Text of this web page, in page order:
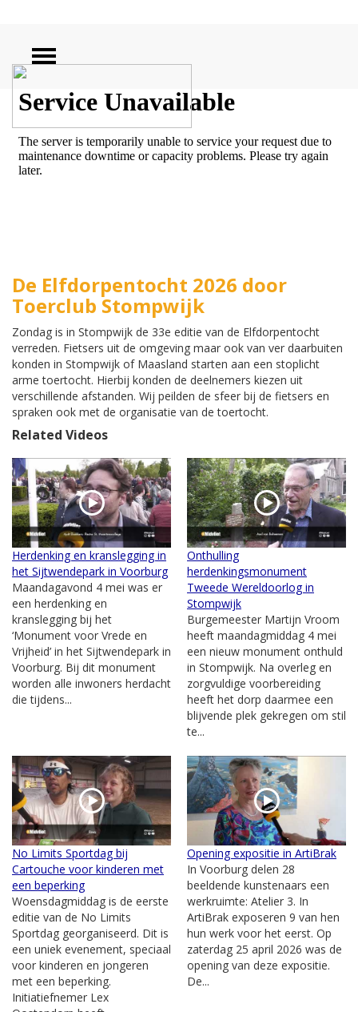
ZOEKEN
De Elfdorpentocht 2026 door
Toerclub Stompwijk
Zondag is in Stompwijk de 33e editie van de Elfdorpentocht
verreden. Fietsers uit de omgeving maar ook van ver daarbuiten
konden in Stompwijk of Maasland starten aan een stoplicht
arme toertocht. Hierbij konden de deelnemers kiezen uit
verschillende afstanden. Wij peilden de sfeer bij de fietsers en
spraken ook met de organisatie van de toertocht.
Related Videos
Herdenking en kranslegging in
het Sijtwendepark in Voorburg
Maandagavond 4 mei was er
een herdenking en
kranslegging bij het
‘Monument voor Vrede en
Vrijheid’ in het Sijtwendepark in
Voorburg. Bij dit monument
worden alle inwoners herdacht
die tijdens...
Onthulling
herdenkingsmonument
Tweede Wereldoorlog in
Stompwijk
Burgemeester Martijn Vroom
heeft maandagmiddag 4 mei
een nieuw monument onthuld
in Stompwijk. Na overleg en
zorgvuldige voorbereiding
heeft het dorp daarmee een
blijvende plek gekregen om stil
te...
No Limits Sportdag bij
Cartouche voor kinderen met
een beperking
Woensdagmiddag is de eerste
editie van de No Limits
Sportdag georganiseerd. Dit is
een uniek evenement, speciaal
voor kinderen en jongeren
met een beperking.
Initiatiefnemer Lex
Opening expositie in ArtiBrak
In Voorburg delen 28
beeldende kunstenaars een
werkruimte: Atelier 3. In
ArtiBrak exposeren 9 van hen
hun werk voor het eerst. Op
zaterdag 25 april 2026 was de
opening van deze expositie.
De...